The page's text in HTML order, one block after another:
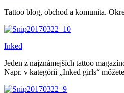
Tattoo blog, obchod a komunita.
Inked
Jeden z najznámejších tattoo
Napr. v kategórii „Inked girls“